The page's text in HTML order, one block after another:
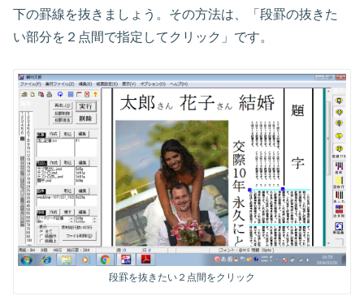
下の罫線を抜きましょう。その方法は、「段罫の抜きた
い部分を２点間で指定してクリック」です。
段罫を抜きたい２点間をクリック